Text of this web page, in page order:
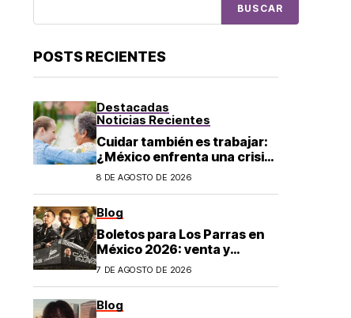
BUSCAR
POSTS RECIENTES
Destacadas
Noticias Recientes
Cuidar también es trabajar:
¿México enfrenta una crisis
de cuidados?
8 DE AGOSTO DE 2026
Blog
Boletos para Los Parras en
México 2026: venta y
precios
7 DE AGOSTO DE 2026
Blog